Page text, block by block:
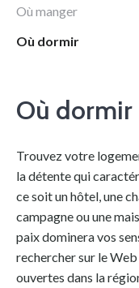
Où manger
Où dormir
Où dormir
Trouvez votre
la détente qui
ce soit un hôtel, une
campagne ou une
paix dominera vos
rechercher sur le
ouvertes dans la